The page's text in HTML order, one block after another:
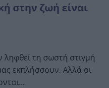
στην ζωή είναι
τη σωστή στιγμή
εκπλήσσουν. Αλλά οι